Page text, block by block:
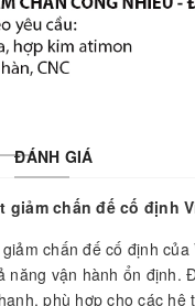
ĐÁNH GIÁ
giảm chấn đế cố định
chấn đế cố định
năng vận hành ổn định.
phù hợp cho các